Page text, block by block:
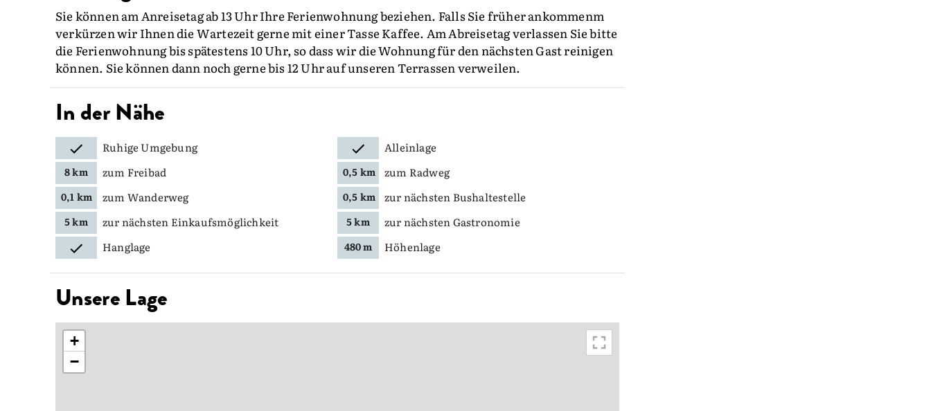
Sie können am Anreisetag ab 13 Uhr Ihre Ferienwohnung beziehen. Falls Sie früher ankommenm
verkürzen wir Ihnen die Wartezeit gerne mit einer Tasse Kaffee. Am Abreisetag verlassen Sie bitte
die Ferienwohnung bis spätestens 10 Uhr, so dass wir die Wohnung für den nächsten Gast reinigen
können. Sie können dann noch gerne bis 12 Uhr auf unseren Terrassen verweilen.
In der Nähe
Ruhige Umgebung Alleinlage
8 km zum Freibad 0,5 km zum Radweg
0,1 km zum Wanderweg 0,5 km zur nächsten Bushaltestelle
5 km zur nächsten Einkaufsmöglichkeit 5 km
zur nächsten Gastronomie
Hanglage
480 m Höhenlage
Unsere Lage
+
−